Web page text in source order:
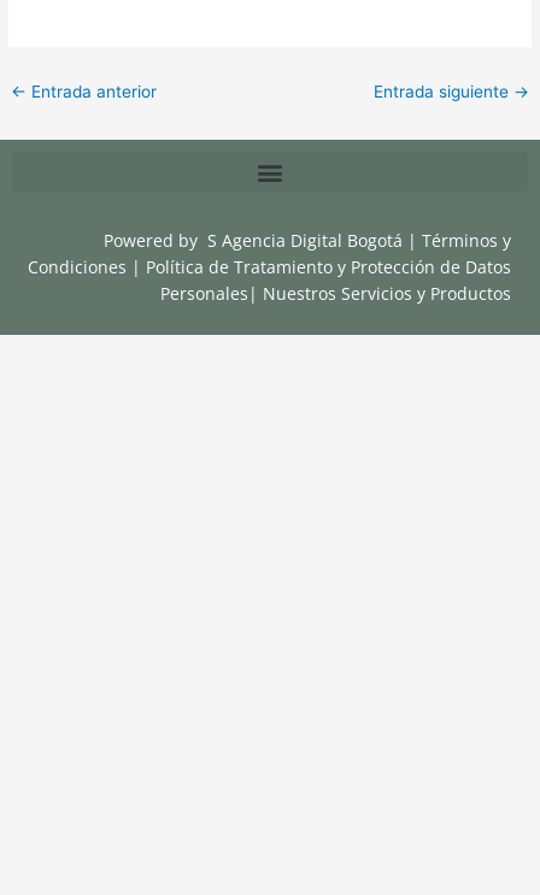
← Entrada anterior Entrada siguiente →
Powered by S Agencia Digital Bogotá |Términos y
Condiciones | Política de Tratamiento y Protección de Datos
Personales | Nuestros Servicios y Productos